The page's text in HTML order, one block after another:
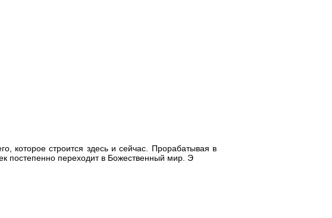
которое строится здесь и сейчас. Прорабатывая в
постепенно переходит в Божественный мир. Э